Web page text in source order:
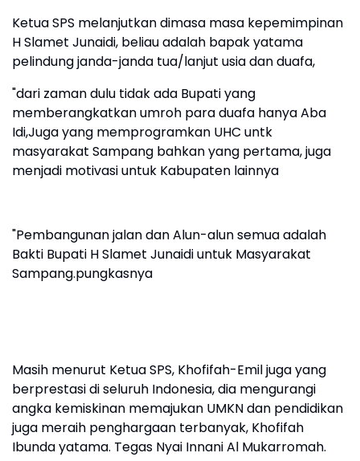
Ketua SPS melanjutkan dimasa masa kepemimpinan
H Slamet Junaidi, beliau adalah bapak yatama
pelindung janda-janda tua/lanjut usia dan duafa,
"dari zaman dulu tidak ada Bupati yang
memberangkatkan umroh para duafa hanya Aba
Idi,Juga yang memprogramkan UHC untk
masyarakat Sampang bahkan yang pertama, juga
menjadi motivasi untuk Kabupaten lainnya
"Pembangunan jalan dan Alun-alun semua adalah
Bakti Bupati H Slamet Junaidi untuk Masyarakat
Sampang.pungkasnya
Masih menurut Ketua SPS, Khofifah-Emil juga yang
berprestasi di seluruh Indonesia, dia mengurangi
angka kemiskinan memajukan UMKN dan pendidikan
juga meraih penghargaan terbanyak, Khofifah
Ibunda yatama. Tegas Nyai Innani Al Mukarromah.